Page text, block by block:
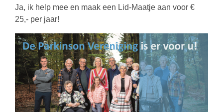
Ja, ik help mee en maak een Lid-Maatje aan voor €
25,- per jaar!